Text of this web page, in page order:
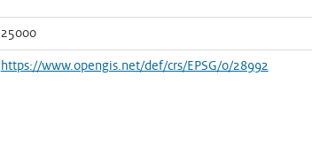
25000
https://www.opengis.net/def/crs/EPSG/0/28992